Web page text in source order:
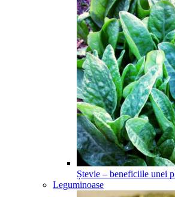
Ștevie – beneficiile unei
Leguminoase